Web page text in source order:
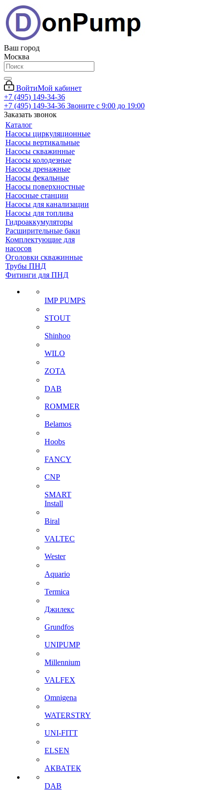
Ваш город
Москва
ВойтиМой кабинет
+7 (495) 149-34-36
+7 (495) 149-34-36 Звоните с 9:00 до 19:00
Заказать звонок
Каталог
Насосы циркуляционные
Насосы вертикальные
Насосы скважинные
Насосы колодезные
Насосы дренажные
Насосы фекальные
Насосы поверхностные
Насосные станции
Насосы для канализации
Насосы для топлива
Гидроаккумуляторы
Расширительные баки
Комплектующие для
насосов
Оголовки скважинные
Трубы ПНД
Фитинги для ПНД
IMP PUMPS
STOUT
Shinhoo
WILO
ZOTA
DAB
ROMMER
Belamos
Hoobs
FANCY
CNP
SMART
Install
Biral
VALTEC
Wester
Aquario
Termica
Джилекс
Grundfos
UNIPUMP
Millennium
VALFEX
Omnigena
WATERSTRY
UNI-FITT
ELSEN
АКВАТЕК
DAB